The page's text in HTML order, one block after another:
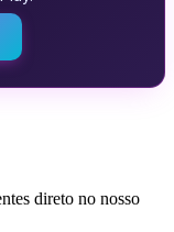
direto no nosso